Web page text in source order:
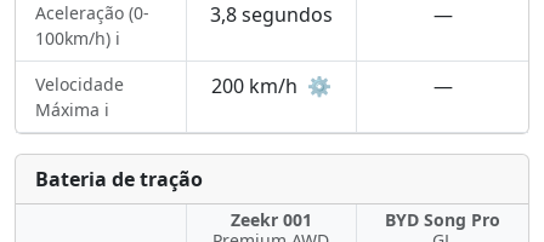
Aceleração (0-
100km/h) ℹ️
3,8 segundos —
Velocidade
Máxima ℹ️
200 km/h ⚙️ —
Bateria de tração
Zeekr 001
BYD Song Pro